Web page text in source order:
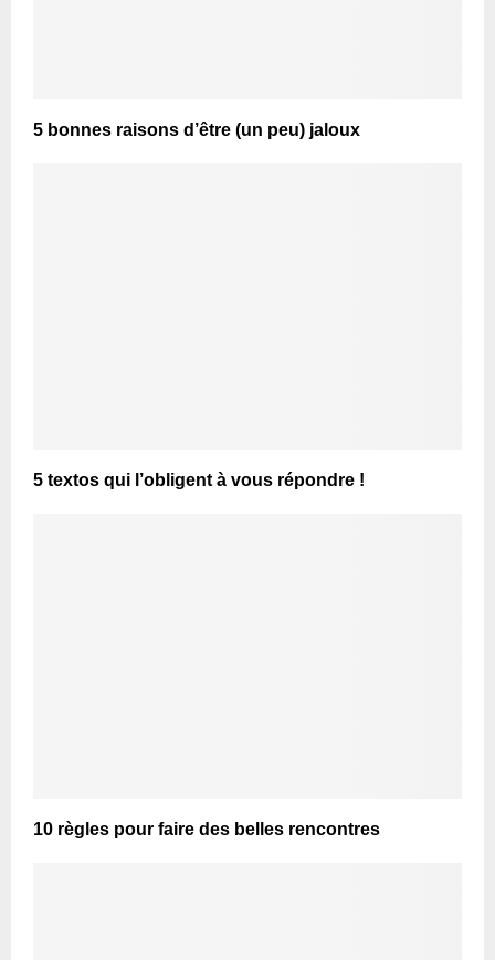
5 bonnes raisons d’être (un peu) jaloux
5 textos qui l’obligent à vous répondre !
10 règles pour faire des belles rencontres